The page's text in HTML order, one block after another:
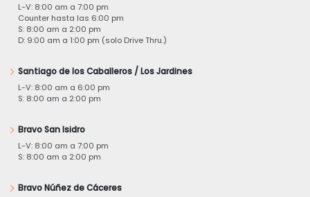
L-V: 8:00 am a 7:00 pm
Counter hasta las 6:00 pm
S: 8:00 am a 2:00 pm
D: 9:00 am a 1:00 pm (solo Drive Thru.)
Santiago de los Caballeros / Los Jardines
L-V: 8:00 am a 6:00 pm
S: 8:00 am a 2:00 pm
Bravo San Isidro
L-V: 8:00 am a 7:00 pm
S: 8:00 am a 2:00 pm
Bravo Núñez de Cáceres